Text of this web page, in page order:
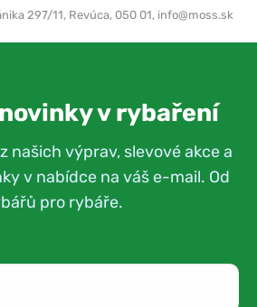
297/11, Revúca, 050 01, info@moss.sk
v rybaření
našich výprav, slevové akce a
v nabídce na váš e-mail. Od
pro rybáře.